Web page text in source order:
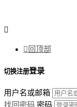

 回顶部
切换注册登录
用户名或邮箱
找回密码 密码